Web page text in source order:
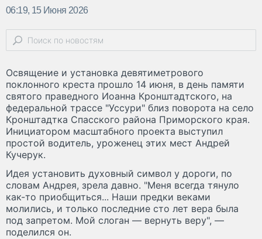
06:19, 15 Июня 2026
Освящение и установка девятиметрового
поклонного креста прошло 14 июня, в день памяти
святого праведного Иоанна Кронштадтского, на
федеральной трассе "Уссури" близ поворота на село
Кронштадтка Спасского района Приморского края.
Инициатором масштабного проекта выступил
простой водитель, уроженец этих мест Андрей
Кучерук.
Идея установить духовный символ у дороги, по
словам Андрея, зрела давно. "Меня всегда тянуло
как-то приобщиться... Наши предки веками
молились, и только последние сто лет вера была
под запретом. Мой слоган — вернуть веру", —
поделился он.